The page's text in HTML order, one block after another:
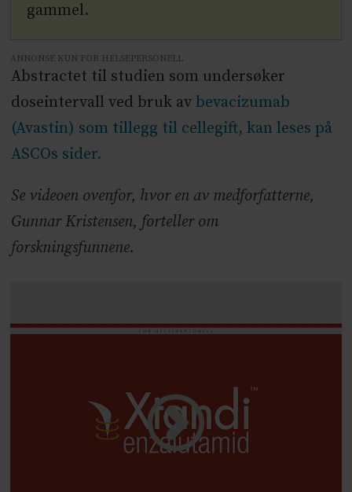
gammel.
ANNONSE KUN FOR HELSEPERSONELL
Abstractet til studien som undersøker
doseintervall ved bruk av bevacizumab
(Avastin) som tillegg til cellegift, kan leses på
ASCOs sider.
Se videoen ovenfor, hvor en av medforfatterne,
Gunnar Kristensen, forteller om
forskningsfunnene.